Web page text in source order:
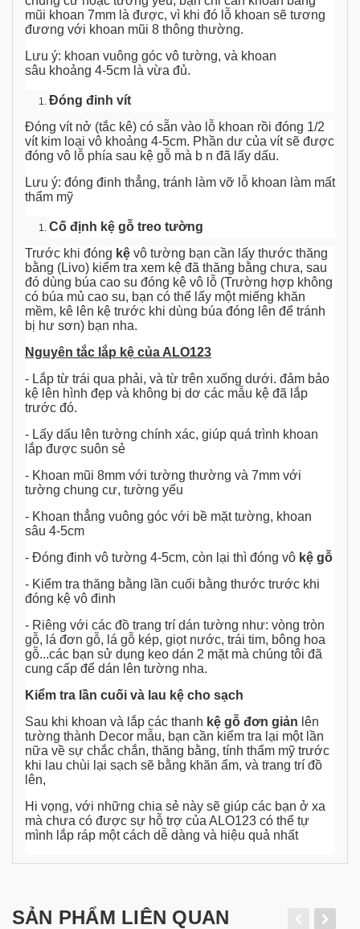
mũi khoan 7mm là được, vì khi đó lỗ khoan sẽ tương
đương với khoan mũi 8 thông thường.
Lưu ý: khoan vuông góc vô tường, và khoan
sâu khoảng 4-5cm là vừa đủ.
Đóng đinh vít
Đóng vít nở (tắc kê) có sẵn vào lỗ khoan rồi đóng 1/2
vít kim loại vô khoảng 4-5cm. Phần dư của vít sẽ được
đóng vô lỗ phía sau kệ gỗ mà b n đã lấy dấu.
Lưu ý: đóng đinh thẳng, tránh làm vỡ lỗ khoan làm mất
thẩm mỹ
Cố định kệ gỗ treo tường
Trước khi đóng kệ vô tường bạn cần lấy thước thăng
bằng (Livo) kiểm tra xem kệ đã thăng bằng chưa, sau
đó dùng búa cao su đóng kệ vô lỗ (Trường hợp không
có búa mủ cao su, bạn có thể lấy một miếng khăn
mềm, kê lên kệ trước khi dùng búa đóng lên để tránh
bị hư sơn) bạn nha.
Nguyên tắc lắp kệ của ALO123
- Lắp từ trái qua phải, và từ trên xuống dưới. đảm bảo
kệ lên hình đẹp và không bị dơ các mẫu kệ đã lắp
trước đó.
- Lấy dấu lên tường chính xác, giúp quá trình khoan
lắp được suôn sẻ
- Khoan mũi 8mm với tường thường và 7mm với
tường chung cư, tường yếu
- Khoan thẳng vuông góc với bề mặt tường, khoan
sâu 4-5cm
- Đóng đinh vô tường 4-5cm, còn lại thì đóng vô kệ gỗ
- Kiểm tra thăng bằng lần cuối bằng thước trước khi
đóng kệ vô đinh
- Riêng với các đồ trang trí dán tường như: vòng tròn
gỗ, lá đơn gỗ, lá gỗ kép, giọt nước, trái tim, bông hoa
gỗ...các bạn sử dụng keo dán 2 mặt mà chúng tôi đã
cung cấp để dán lên tường nha.
Kiểm tra lần cuối và lau kệ cho sạch
Sau khi khoan và lắp các thanh kệ gỗ đơn giản lên
tường thành Decor mẫu, bạn cần kiểm tra lại một lần
nữa về sự chắc chắn, thăng bằng, tính thẩm mỹ trước
khi lau chùi lại sạch sẽ bằng khăn ẩm, và trang trí đồ
lên,
Hi vọng, với những chia sẻ này sẽ giúp các bạn ở xa
mà chưa có được sự hỗ trợ của ALO123 có thể tự
mình lắp ráp một cách dễ dàng và hiệu quả nhất
SẢN PHẨM LIÊN QUAN